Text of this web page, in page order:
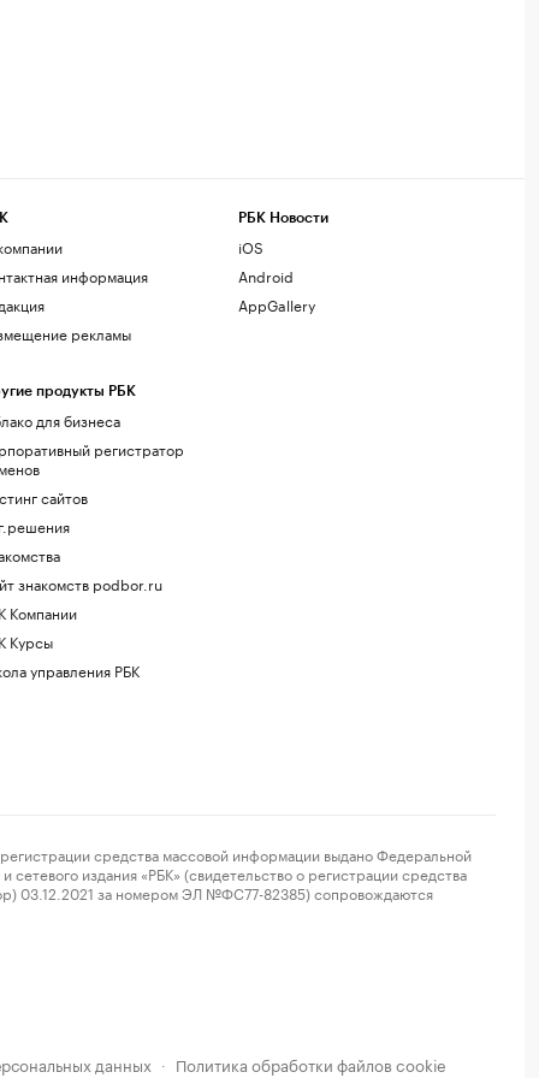
информация
рекламы
продукты РБК
для бизнеса
регистратор
сайтов
знакомств podbor.ru
Компании
Курсы
управления РБК
РБК Новости
iOS
Android
AppGallery
средства массовой информации выдано Федеральной
издания «РБК» (свидетельство о регистрации средства
03.12.2021 за номером ЭЛ №ФС77-82385) сопровождаются
данных · Политика обработки файлов cookie